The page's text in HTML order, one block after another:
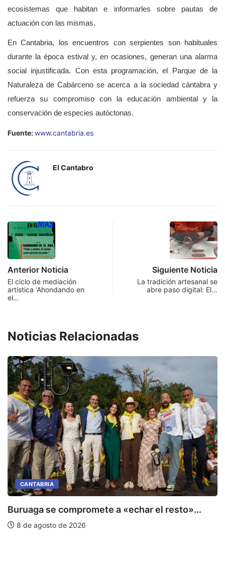
ecosistemas que habitan e informarles sobre pautas de
actuación con las mismas.
En Cantabria, los encuentros con serpientes son habituales
durante la época estival y, en ocasiones, generan una alarma
social injustificada. Con esta programación, el Parque de la
Naturaleza de Cabárceno se acerca a la sociedad cántabra y
refuerza su compromiso con la educación ambiental y la
conservación de especies autóctonas.
Fuente:www.cantabria.es
El Cantabro
Anterior Noticia
El ciclo de mediación
artística ‘Ahondando en
el…
Siguiente Noticia
La tradición artesanal se
abre paso digital: El…
Noticias Relacionadas
CANTABRIA
Buruaga se compromete a «echar el resto»...
8 de agosto de 2026